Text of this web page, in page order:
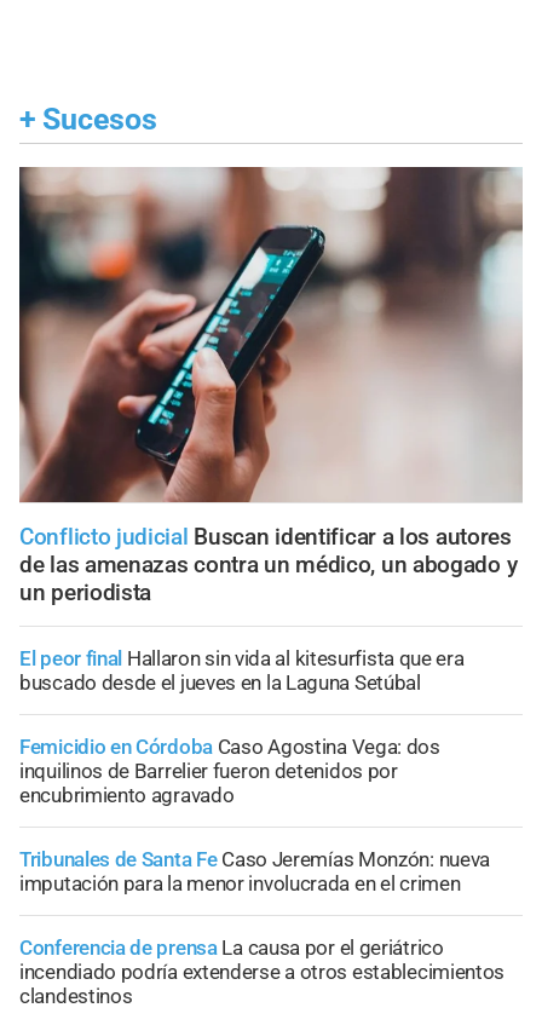
+ Sucesos
Conflicto judicial Buscan identificar a los autores
de las amenazas contra un médico, un abogado y
un periodista
El peor final Hallaron sin vida al kitesurfista que era
buscado desde el jueves en la Laguna Setúbal
Femicidio en Córdoba Caso Agostina Vega: dos
inquilinos de Barrelier fueron detenidos por
encubrimiento agravado
Tribunales de Santa Fe Caso Jeremías Monzón: nueva
imputación para la menor involucrada en el crimen
Conferencia de prensa La causa por el geriátrico
incendiado podría extenderse a otros establecimientos
clandestinos